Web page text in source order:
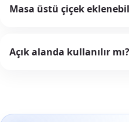
Masa üstü çiçek
Açık alanda kullanılır mı?